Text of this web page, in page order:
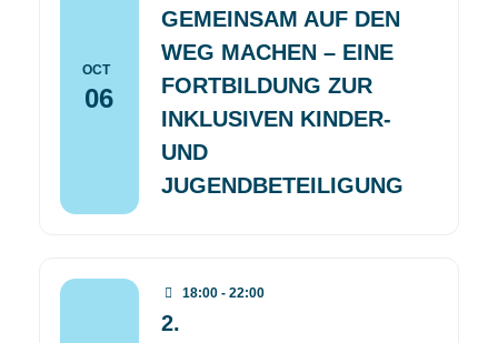
OCT
06
GEMEINSAM AUF DEN
WEG MACHEN – EINE
FORTBILDUNG ZUR
INKLUSIVEN KINDER-
UND
JUGENDBETEILIGUNG
18:00 - 22:00
2.